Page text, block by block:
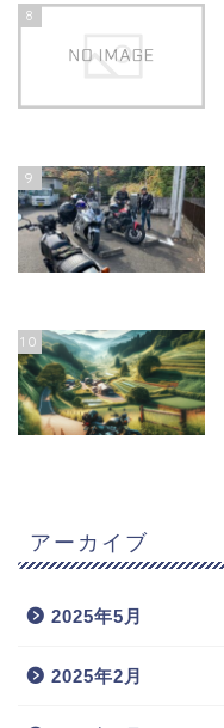
8
9
10
アーカイブ
2025年5月
2025年2月